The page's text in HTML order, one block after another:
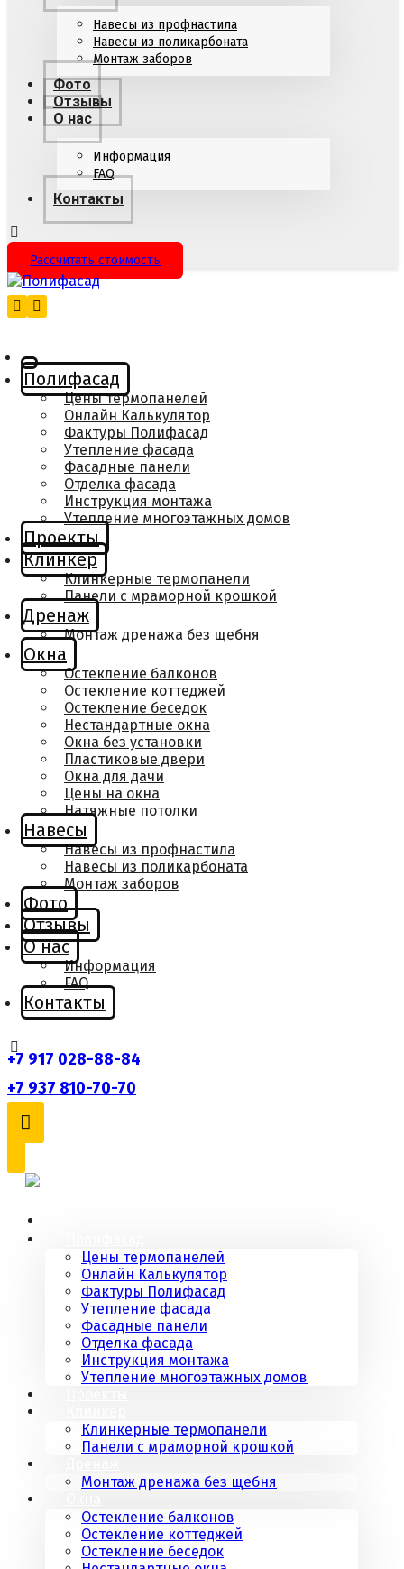
Навесы из профнастила
Навесы из поликарбоната
Монтаж заборов
Фото
Отзывы
О нас
Информация
FAQ
Контакты
Рассчитать стоимость
Полифасад
Цены термопанелей
Онлайн Калькулятор
Фактуры Полифасад
Утепление фасада
Фасадные панели
Отделка фасада
Инструкция монтажа
Утепление многоэтажных домов
Проекты
Клинкер
Клинкерные термопанели
Панели с мраморной крошкой
Дренаж
Монтаж дренажа без щебня
Окна
Остекление балконов
Остекление коттеджей
Остекление беседок
Нестандартные окна
Окна без установки
Пластиковые двери
Окна для дачи
Цены на окна
Натяжные потолки
Навесы
Навесы из профнастила
Навесы из поликарбоната
Монтаж заборов
Фото
Отзывы
О нас
Информация
FAQ
Контакты
+7 917 028-88-84
+7 937 810-70-70
Цены термопанелей
Онлайн Калькулятор
Фактуры Полифасад
Утепление фасада
Фасадные панели
Отделка фасада
Инструкция монтажа
Утепление многоэтажных домов
Клинкерные термопанели
Панели с мраморной крошкой
Монтаж дренажа без щебня
Остекление балконов
Остекление коттеджей
Остекление беседок